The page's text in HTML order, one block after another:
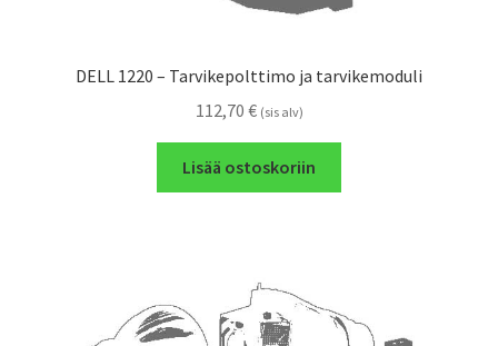
DELL 1220 – Tarvikepolttimo ja tarvikemoduli
112,70 € (sis alv)
Lisää ostoskoriin